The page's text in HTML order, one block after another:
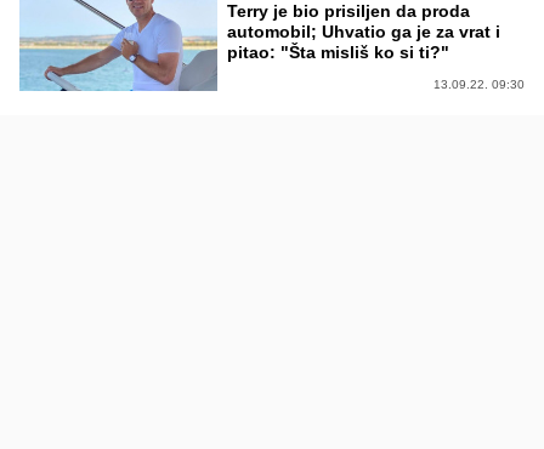
Terry je bio prisiljen da proda
automobil; Uhvatio ga je za vrat i
pitao: "Šta misliš ko si ti?"
13.09.22. 09:30